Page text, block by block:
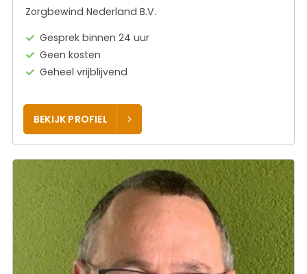
Zorgbewind Nederland B.V.
Gesprek binnen 24 uur
Geen kosten
Geheel vrijblijvend
BEKIJK PROFIEL